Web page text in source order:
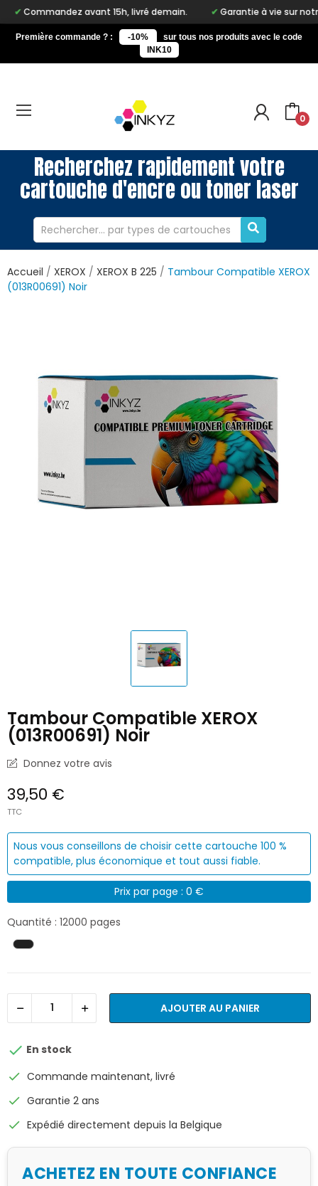
Commandez avant 15h, livré demain. Garantie à vie sur notre
Première commande ? : -10%
sur tous nos produits avec le code
INK10
0
Recherchez rapidement votre
cartouche d'encre ou toner laser
Accueil XEROX XEROX B 225
Tambour Compatible XEROX
(013R00691) Noir
Tambour Compatible XEROX
(013R00691) Noir
Donnez votre avis
39,50 €
TTC
Nous vous conseillons de choisir cette cartouche 100 %
compatible, plus économique et tout aussi fiable.
Prix par page : 0 €
Quantité : 12000 pages
AJOUTER AU PANIER
 En stock
check Commande maintenant, livré
check Garantie 2 ans
check Expédié directement depuis la Belgique
ACHETEZ EN TOUTE CONFIANCE